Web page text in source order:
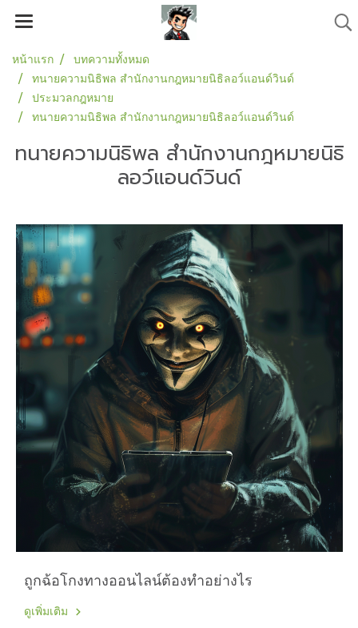
หน้าแรก
บทความทั้งหมด
ทนายความนิธิพล สำนักงานกฎหมายนิธิลอว์แอนด์วินด์
ประมวลกฎหมาย
ทนายความนิธิพล สำนักงานกฎหมายนิธิลอว์แอนด์วินด์
ทนายความนิธิพล สำนักงานกฎหมายนิธิ
ลอว์แอนด์วินด์
ถูกฉ้อโกงทางออนไลน์ต้องทำอย่างไร
ดูเพิ่มเติม